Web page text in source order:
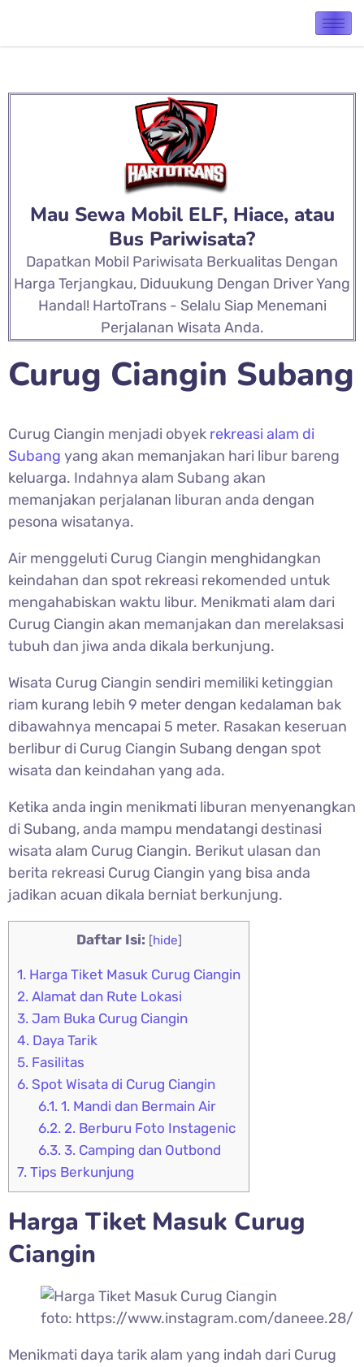
Mau Sewa Mobil ELF, Hiace, atau
Bus Pariwisata?
Dapatkan Mobil Pariwisata Berkualitas Dengan
Harga Terjangkau, Diduukung Dengan Driver Yang
Handal! HartoTrans - Selalu Siap Menemani
Perjalanan Wisata Anda.
Curug Ciangin Subang
Curug Ciangin menjadi obyek rekreasi alam di
Subang yang akan memanjakan hari libur bareng
keluarga. Indahnya alam Subang akan
memanjakan perjalanan liburan anda dengan
pesona wisatanya.
Air menggeluti Curug Ciangin menghidangkan
keindahan dan spot rekreasi rekomended untuk
mengahabiskan waktu libur. Menikmati alam dari
Curug Ciangin akan memanjakan dan merelaksasi
tubuh dan jiwa anda dikala berkunjung.
Wisata Curug Ciangin sendiri memiliki ketinggian
riam kurang lebih 9 meter dengan kedalaman bak
dibawahnya mencapai 5 meter. Rasakan keseruan
berlibur di Curug Ciangin Subang dengan spot
wisata dan keindahan yang ada.
Ketika anda ingin menikmati liburan menyenangkan
di Subang, anda mampu mendatangi destinasi
wisata alam Curug Ciangin. Berikut ulasan dan
berita rekreasi Curug Ciangin yang bisa anda
jadikan acuan dikala berniat berkunjung.
Daftar Isi: [hide]
1. Harga Tiket Masuk Curug Ciangin
2. Alamat dan Rute Lokasi
3. Jam Buka Curug Ciangin
4. Daya Tarik
5. Fasilitas
6. Spot Wisata di Curug Ciangin
6.1.1. Mandi dan Bermain Air
6.2.2. Berburu Foto Instagenic
6.3.3. Camping dan Outbond
7. Tips Berkunjung
Harga Tiket Masuk Curug
Ciangin
foto: https://www.instagram.com/daneee.28/
Menikmati daya tarik alam yang indah dari Curug